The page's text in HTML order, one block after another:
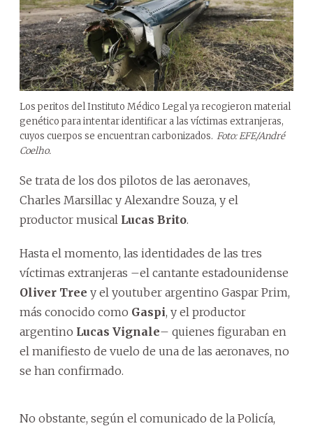
Los peritos del Instituto Médico Legal ya recogieron material
genético para intentar identificar a las víctimas extranjeras,
cuyos cuerpos se encuentran carbonizados. Foto: EFE/André
Coelho.
Se trata de los dos pilotos de las aeronaves,
Charles Marsillac y Alexandre Souza, y el
productor musical Lucas Brito.
Hasta el momento, las identidades de las tres
víctimas extranjeras –el cantante estadounidense
Oliver Tree y el youtuber argentino Gaspar Prim,
más conocido como Gaspi, y el productor
argentino Lucas Vignale– quienes figuraban en
el manifiesto de vuelo de una de las aeronaves, no
se han confirmado.
No obstante, según el comunicado de la Policía,